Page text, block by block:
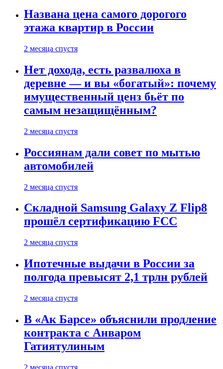
Названа цена самого дорогого
этажа квартир в России
2 месяца спустя
Нет дохода, есть развалюха в
деревне — и вы «богатый»: почему
имущественный ценз бьёт по
самым незащищённым?
2 месяца спустя
Россиянам дали совет по мытью
автомобилей
2 месяца спустя
Складной Samsung Galaxy Z Flip8
прошёл сертификацию FCC
2 месяца спустя
Ипотечные выдачи в России за
полгода превысят 2,1 трлн рублей
2 месяца спустя
В «Ак Барсе» объяснили продление
контракта с Анваром
Гатиятулиным
2 месяца спустя